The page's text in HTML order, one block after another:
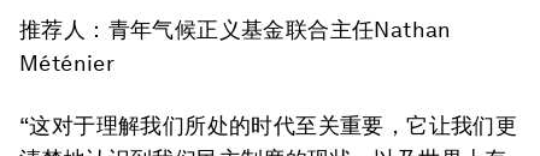
推荐人：青年气候正义基金联合主任Nathan
Méténier
“这对于理解我们所处的时代至关重要，它让我们更